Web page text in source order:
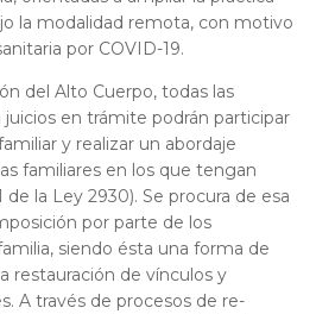
la modalidad remota, con motivo
por COVID-19.
del Alto Cuerpo, todas las
en trámite podrán participar
y realizar un abordaje
familiares en los que tengan
de la Ley 2930). Se procura de esa
por parte de los
siendo ésta una forma de
restauración de vínculos y
A través de procesos de re-